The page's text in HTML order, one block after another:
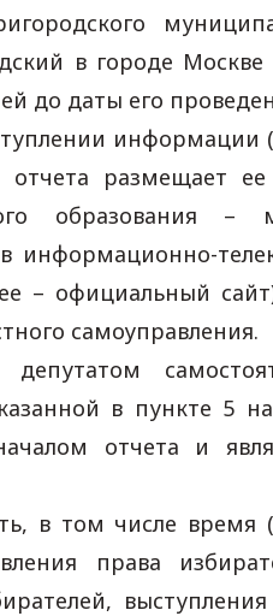
в городе Москве
до даты его
информации
размещает
образования –
информационно-
– официальный
самоуправления.
депутатом
в пункте 5
отчета и
в том числе время
права